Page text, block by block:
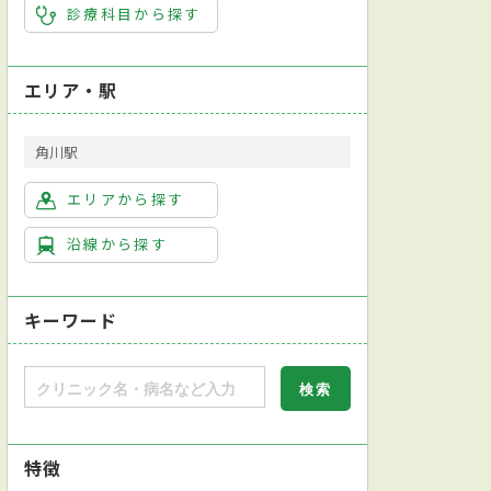
診療科目から探す
エリア・駅
角川駅
エリアから探す
沿線から探す
キーワード
特徴